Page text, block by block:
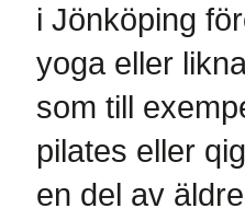
i Jönköping
yoga eller
som till
pilates eller
en del av